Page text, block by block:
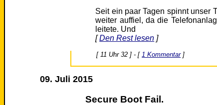
Seit ein paar Tagen spinnt unser
weiter auffiel, da die
leitete. Und
[Den Rest lesen ]
[ 11 Uhr 32 ] - [1 Kommentar]
09. Juli 2015
Secure Boot Fail.